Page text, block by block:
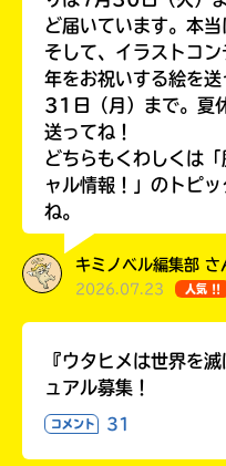
ど届いています。本当
そして、イラストコ
年をお祝いする絵を
31日（月）まで。夏
送ってね！
どちらもくわしくは「
ャル情報！」のトピ
ね。
キミノベル編集部
2026.07.23 人気 !!
『ウタヒメは世界を
ュアル募集！
コメント 31